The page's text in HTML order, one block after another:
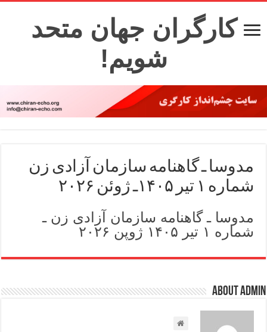
کارگران جهان متحد
شویم!
مدوسا ـ گاهنامه سازمان آزادی زن
شماره ۱ تیر ۱۴۰۵ـ ژوئن ۲۰۲۶
مدوسا ـ گاهنامه سازمان آزادی زن ـ
شماره ۱ تیر ۱۴۰۵ ژوپن ۲۰۲۶
About admin